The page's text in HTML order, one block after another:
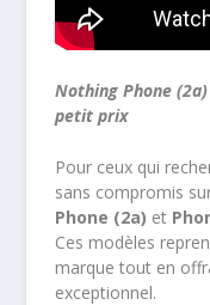
Nothing Phone
petit prix
Pour ceux qui
sans compromis
Phone (2a) et
Ces modèles
marque tout en
exceptionnel.